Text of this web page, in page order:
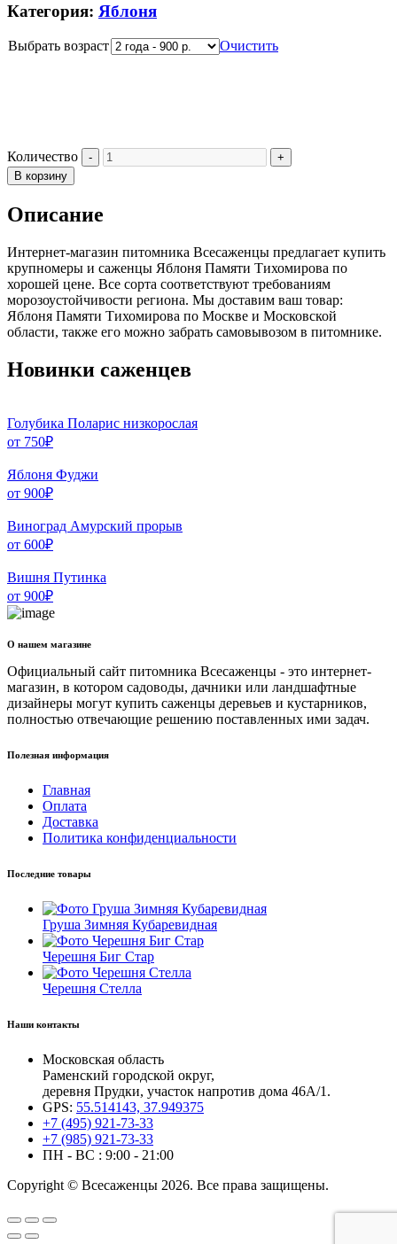
Категория: Яблоня
Выбрать возраст Очистить
Количество
В корзину
Описание
Интернет-магазин питомника Всесаженцы предлагает купить
крупномеры и саженцы Яблоня Памяти Тихомирова по
хорошей цене. Все сорта соответствуют требованиям
морозоустойчивости региона. Мы доставим ваш товар:
Яблоня Памяти Тихомирова по Москве и Московской
области, также его можно забрать самовывозом в питомнике.
Новинки саженцев
Голубика Поларис низкорослая
от 750₽
Яблоня Фуджи
от 900₽
Виноград Амурский прорыв
от 600₽
Вишня Путинка
от 900₽
О нашем магазине
Официальный сайт питомника Всесаженцы - это интернет-
магазин, в котором садоводы, дачники или ландшафтные
дизайнеры могут купить саженцы деревьев и кустарников,
полностью отвечающие решению поставленных ими задач.
Полезная информация
Главная
Оплата
Доставка
Политика конфиденциальности
Последние товары
Груша Зимняя Кубаревидная
Черешня Биг Стар
Черешня Стелла
Наши контакты
Московская область
Раменский городской округ,
деревня Прудки, участок напротив дома 46А/1.
GPS: 55.514143, 37.949375
+7 (495) 921-73-33
+7 (985) 921-73-33
ПН - ВС : 9:00 - 21:00
Copyright © Всесаженцы 2026. Все права защищены.